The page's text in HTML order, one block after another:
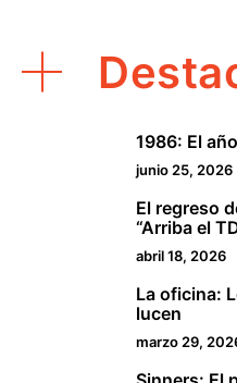
1986: El
junio 25, 2026
El regreso
“Arriba el
abril 18, 2026
La oficina:
lucen
marzo 29,